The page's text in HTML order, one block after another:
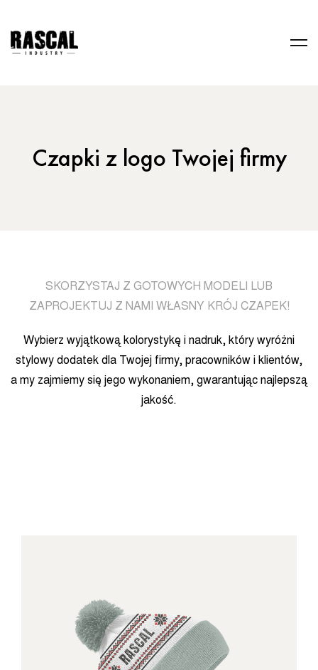
Czapki z logo Twojej firmy
SKORZYSTAJ Z GOTOWYCH MODELI LUB
ZAPROJEKTUJ Z NAMI WŁASNY KRÓJ CZAPEK!
Wybierz wyjątkową kolorystykę i nadruk, który wyróżni
stylowy dodatek dla Twojej firmy, pracowników i klientów,
a my zajmiemy się jego wykonaniem, gwarantując najlepszą
jakość.